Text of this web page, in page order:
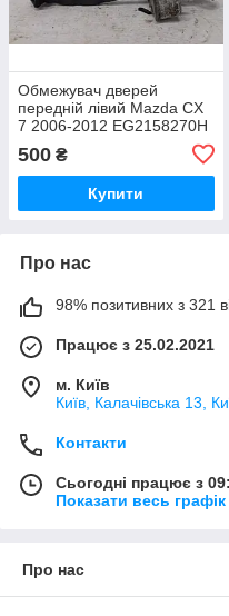
Обмежувач дверей
передній лівий Mazda CX
7 2006-2012 EG2158270H
500 ₴
Купити
Про нас
98% позитивних з 321
Працює з 25.02.2021
м. Київ
Київ, Калачівська 13,
Контакти
Сьогодні працює з
Показати весь
Про нас